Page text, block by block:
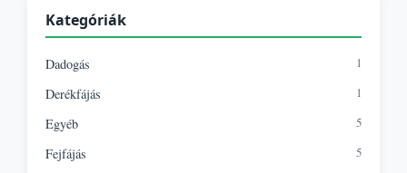
Kategóriák
Dadogás 1
Derékfájás 1
Egyéb 5
Fejfájás 5